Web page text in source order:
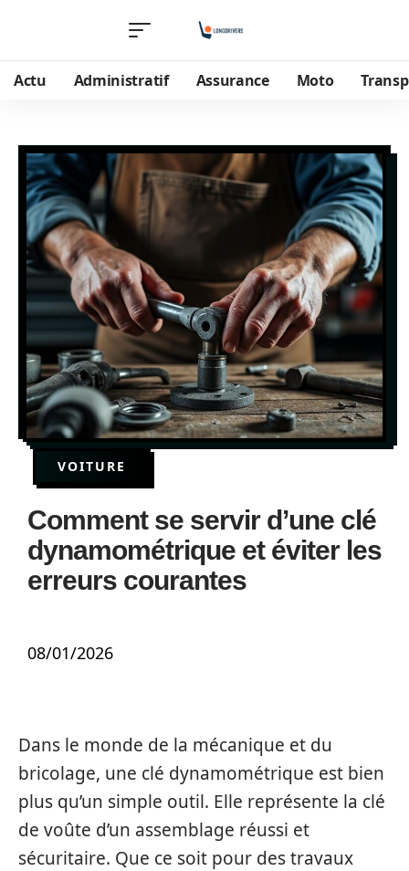
Actu Administratif Assurance Moto
VOITURE
Comment se servir d’une clé
dynamométrique et éviter les
erreurs courantes
08/01/2026
Dans le monde de la mécanique et du
bricolage, une clé dynamométrique est bien
plus qu’un simple outil. Elle représente la clé
de voûte d’un assemblage réussi et
sécuritaire. Que ce soit pour des travaux